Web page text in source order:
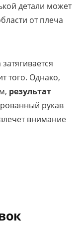
детали может
от плеча
того. Однако,
результат
рукав
внимание